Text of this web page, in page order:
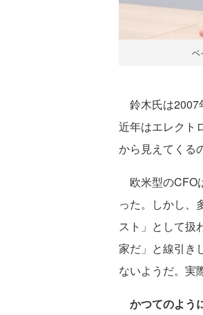
ベ
鈴木氏は2007
近年はエレクト
から見えてくる
欧米型のCFO
った。しかし、
スト」として扱
家だ」と線引き
ないようだ。実
かつてのよう